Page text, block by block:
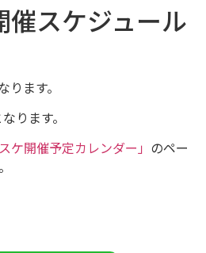
催スケジュール
ります。
なります。
スケ開催予定カレンダー」 のペー